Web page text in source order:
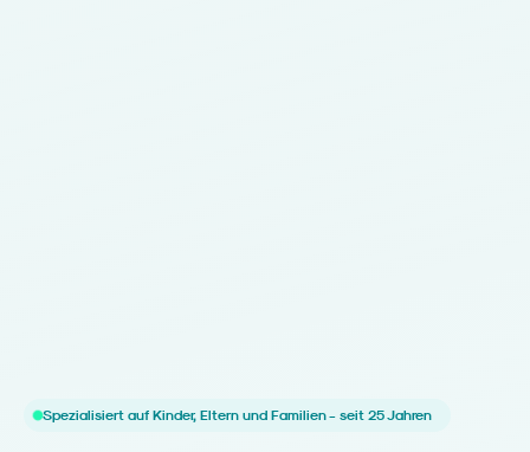
Spezialisiert auf Kinder, Eltern und Familien - seit 25 Jahren